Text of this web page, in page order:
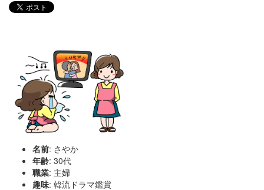
名前: さやか
年齢: 30代
職業: 主婦
趣味: 韓流ドラマ鑑賞